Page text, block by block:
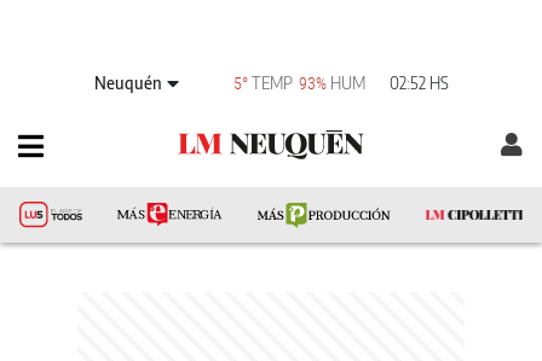
Neuquén 5° TEMP 93% HUM 02:52 HS